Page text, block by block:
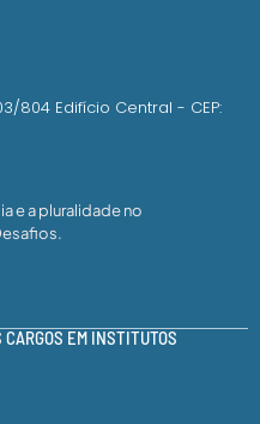
804 Edifício Central - CEP:
e a pluralidade no
CARGOS EM INSTITUTOS